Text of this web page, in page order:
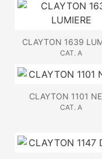
CLAYTON 1639
CAT. A
CLAYTON 1101
CAT. A